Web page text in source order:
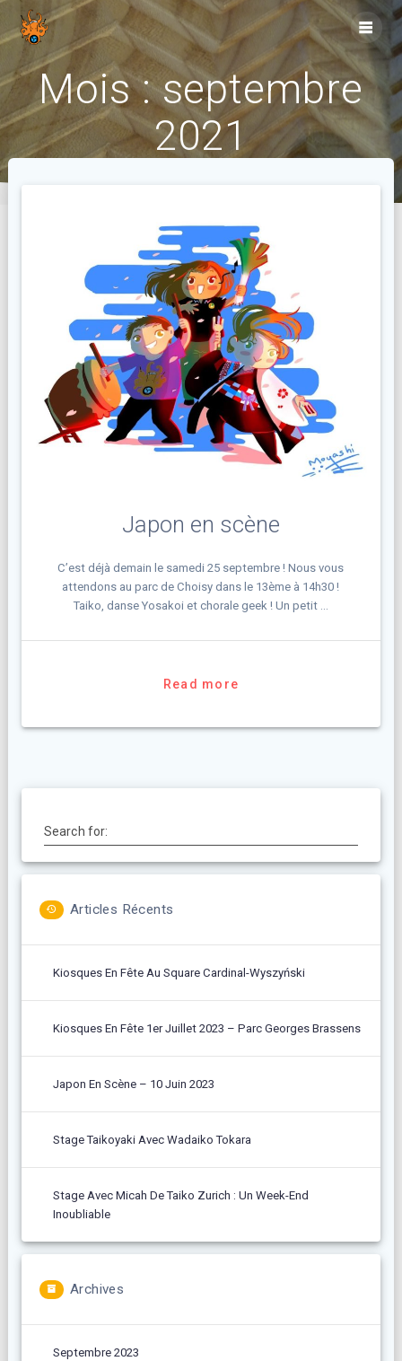
Skip
content
Mois :septembre
2021
Japon en scène
C’est déjà demain le samedi 25 septembre ! Nous vous
attendons au parc de Choisy dans le 13ème à 14h30 !
Taiko, danse Yosakoi et chorale geek ! Un petit …
Read more
Search for:
Articles Récents
Kiosques En Fête Au Square Cardinal-Wyszyński
Kiosques En Fête 1er Juillet 2023 – Parc Georges Brassens
Japon En Scène – 10 Juin 2023
Stage Taikoyaki Avec Wadaiko Tokara
Stage Avec Micah De Taiko Zurich : Un Week-End
Inoubliable
Archives
Septembre 2023